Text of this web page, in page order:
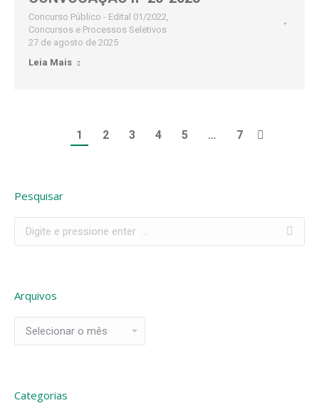
Concurso Público - Edital 01/2022,
Concursos e Processos Seletivos
27 de agosto de 2025
Leia Mais
1 2 3 4 5 … 7
Pesquisar
Arquivos
Categorias